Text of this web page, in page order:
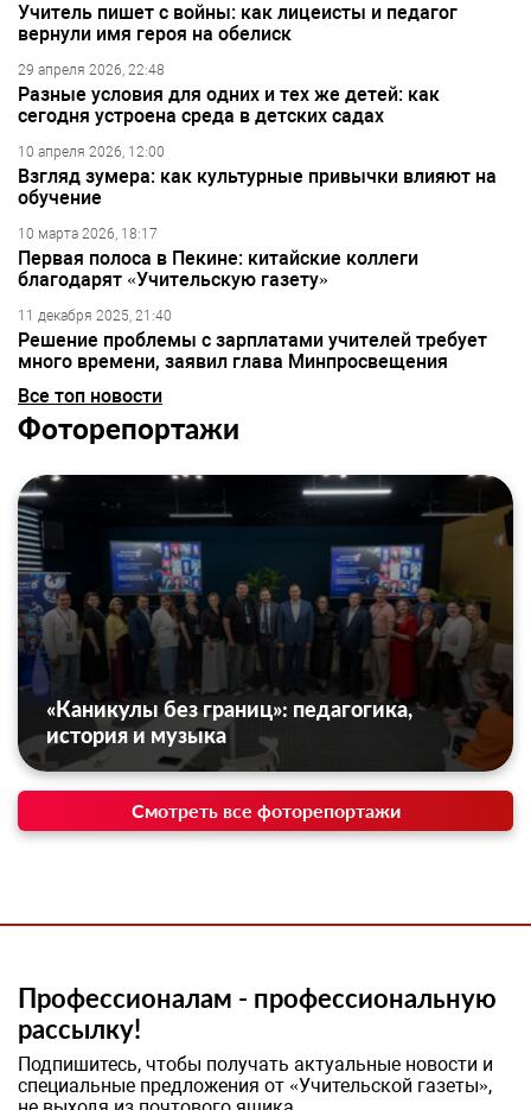
Учитель пишет с войны: как лицеисты и педагог
вернули имя героя на обелиск
29 апреля 2026, 22:48
Разные условия для одних и тех же детей: как
сегодня устроена среда в детских садах
10 апреля 2026, 12:00
Взгляд зумера: как культурные привычки влияют на
обучение
10 марта 2026, 18:17
Первая полоса в Пекине: китайские коллеги
благодарят «Учительскую газету»
11 декабря 2025, 21:40
Решение проблемы с зарплатами учителей требует
много времени, заявил глава Минпросвещения
Все топ новости
Фоторепортажи
«Каникулы без границ»: педагогика,
история и музыка
Смотреть все фоторепортажи
Профессионалам - профессиональную
рассылку!
Подпишитесь, чтобы получать актуальные новости и
специальные предложения от «Учительской газеты»,